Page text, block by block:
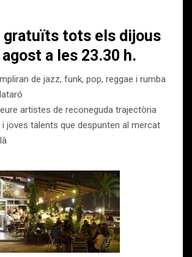
gratuïts tots els dijous
a les 23.30 h.
de jazz, funk, pop, reggae i rumba
artistes de reconeguda trajectòria
joves talents que despunten al mercat